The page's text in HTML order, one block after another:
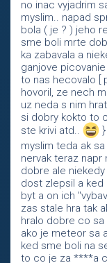
no inac vyjadrim
myslim.. napad
bola ( je ? ) jeho
sme boli mrte
ka zabavala a
ganjove
to nas hecovalo [
hovoril, ze nech
uz neda s nim
si dobry kokto to
ste krivi atd..
myslim teda ak
nervak teraz napr
dobre ale niekedy
dost zlepsil a ked
byt a on ich
zas stale hra tak
hralo dobre co sa
ako je meteor sa
ked sme boli na
to co je za ****a